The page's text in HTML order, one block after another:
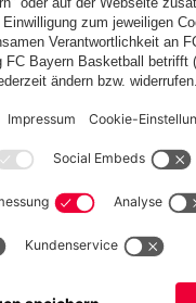
Teams
Herren
Amateure
Campus